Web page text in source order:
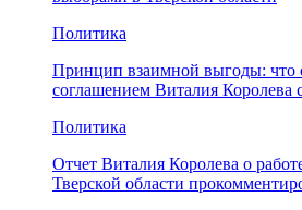
Политика
Принцип взаимной выгоды: что
соглашением Виталия Королева
Политика
Отчет Виталия Королева о
Тверской области